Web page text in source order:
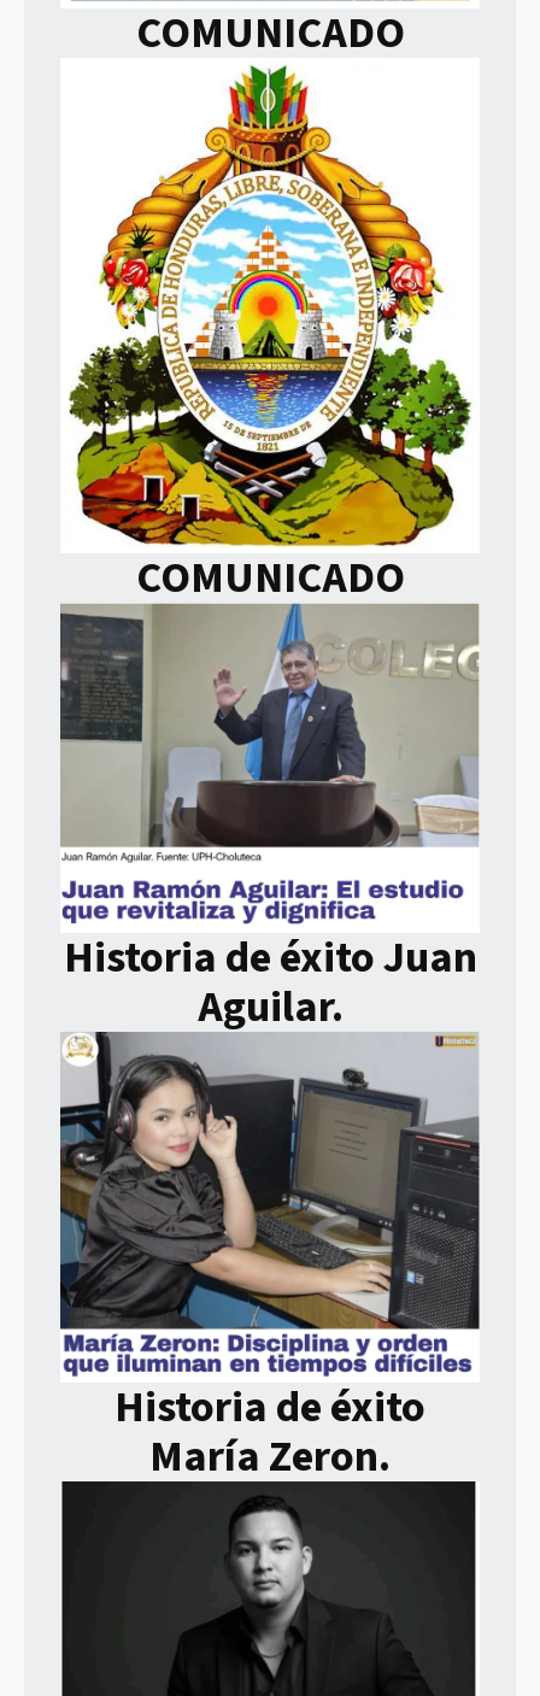
COMUNICADO
COMUNICADO
Historia de éxito Juan
Aguilar.
Historia de éxito
María Zeron.